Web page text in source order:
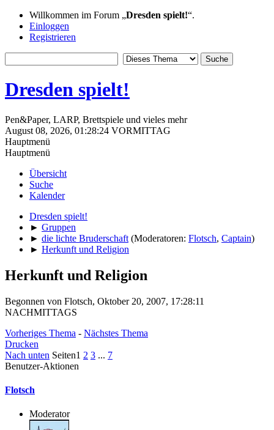
Willkommen im Forum „Dresden spielt!“.
Einloggen
Registrieren
Dresden spielt!
Pen&Paper, LARP, Brettspiele und vieles mehr
August 08, 2026, 01:28:24 VORMITTAG
Hauptmenü
Hauptmenü
Übersicht
Suche
Kalender
Dresden spielt!
► Gruppen
► die lichte Bruderschaft (Moderatoren: Flotsch, Captain)
► Herkunft und Religion
Herkunft und Religion
Begonnen von Flotsch, Oktober 20, 2007, 17:28:11
NACHMITTAGS
Vorheriges Thema - Nächstes Thema
Drucken
Nach unten Seiten1 2 3 ... 7
Benutzer-Aktionen
Flotsch
Moderator